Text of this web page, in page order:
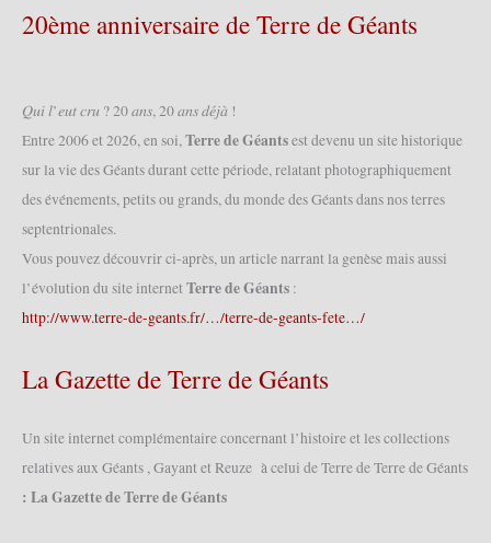
Cantine
2007
20ème anniversaire de Terre de Géants
𝑄𝑢𝑖 𝑙’𝑒𝑢𝑡 𝑐𝑟𝑢 ? 20 𝑎𝑛𝑠, 20 𝑎𝑛𝑠 𝑑𝑒́𝑗𝑎̀ !
Entre 2006 et 2026, en soi,Terre de Géantsest devenu un site historique
sur la vie des Géants durant cette période, relatant photographiquement
des événements, petits ou grands, du monde des Géants dans nos terres
septentrionales.
Vous pouvez découvrir ci-après, un article narrant la genèse mais aussi
l’évolution du site internet Terre de Géants :
http://www.terre-de-geants.fr/…/terre-de-geants-fete…/
La Gazette de Terre de Géants
Un site internet complémentaire concernant l’histoire et les collections
relatives aux Géants , Gayant et Reuze à celui de Terre de Terre de Géants
: La Gazette de Terre de Géants